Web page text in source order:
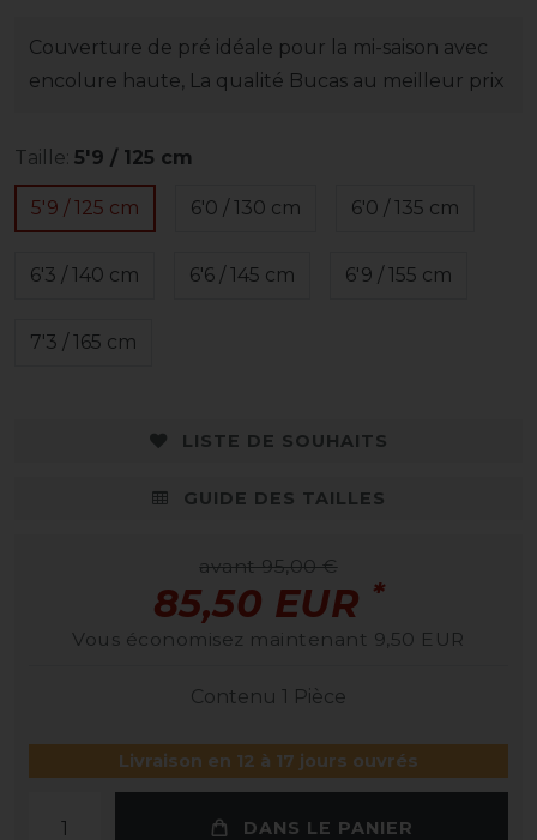
Couverture de pré idéale pour la mi-saison avec
encolure haute, La qualité Bucas au meilleur prix
Taille: 5'9 / 125 cm
5'9 / 125 cm 6'0 / 130 cm 6'0 / 135 cm
6'3 / 140 cm 6'6 / 145 cm 6'9 / 155 cm
7'3 / 165 cm
LISTE DE SOUHAITS
GUIDE DES TAILLES
avant 95,00 €
85,50 EUR *
Vous économisez maintenant 9,50 EUR
Contenu 1 Pièce
Livraison en 12 à 17 jours ouvrés
DANS LE PANIER